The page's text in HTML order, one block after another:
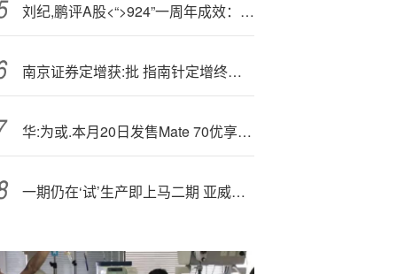
刘纪,鹏评A股<“>924”一周年成效：“没有什么比四个月涨800点更显著”
南京证券定增获:批 指南针定增终止: 什么信号？
华:为或.本月20日发售Mate 70优享版：3000+价格段、搭降频麒麟芯
一期仍在‘试’生产即上马二期 亚威股份募投项目产品将全部自用